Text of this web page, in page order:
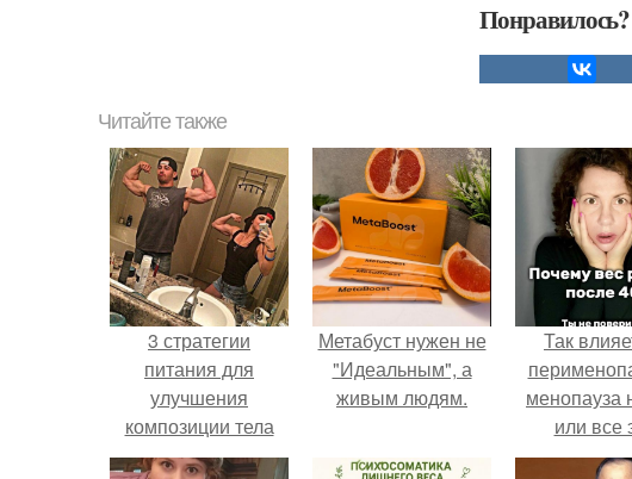
Читайте также
3 стратегии
питания для
улучшения
композиции тела
уже стройных и
Метабуст нужен не
"Идеальным", а
живым людям.
Так
менопауза
или все